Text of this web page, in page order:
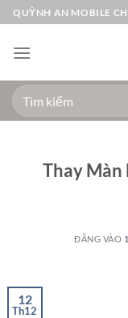
Bỏ
qua
nội
QUỲNH AN MOBILE
Tìm
kiếm:
Thay Màn
ĐĂNG VÀO
12
Th12